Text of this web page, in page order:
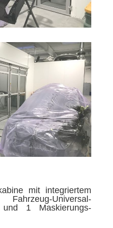
mit integriertem
Universal-
und 1 Maskierungs-